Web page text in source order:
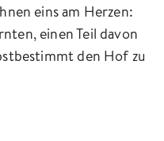
eins am Herzen:
einen Teil davon
den Hof zu